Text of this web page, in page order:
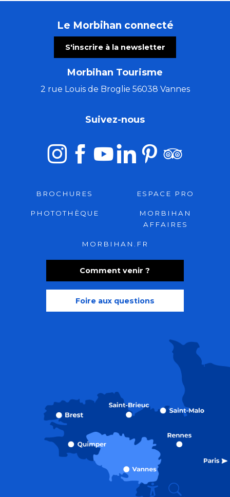
Le Morbihan connecté
S'inscrire à la newsletter
Morbihan Tourisme
2 rue Louis de Broglie 56038 Vannes
Comment venir ?
Foire aux questions
Suivez-nous
BROCHURES ESPACE PRO
PHOTOTHÈQUE
MORBIHAN
AFFAIRES
MORBIHAN.FR